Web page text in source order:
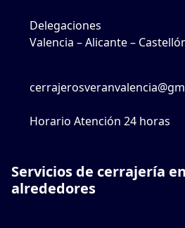
Delegaciones
Valencia – Alicante –
Horario Atención 24 horas
Servicios de cerrajería
alrededores